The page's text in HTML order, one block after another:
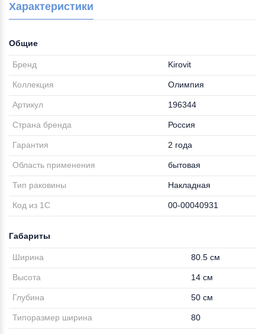
Характеристики
Общие
Бренд Kirovit
Коллекция Олимпия
Артикул 196344
Страна бренда Россия
Гарантия 2 года
Область применения бытовая
Тип раковины Накладная
Код из 1С 00-00040931
Габариты
Ширина 80.5 см
Высота 14 см
Глубина 50 см
Типоразмер ширина 80